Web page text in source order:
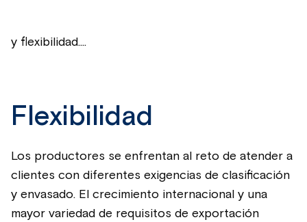
y flexibilidad....
Flexibilidad
Los productores se enfrentan al reto de atender a
clientes con diferentes exigencias de clasificación
y envasado. El crecimiento internacional y una
mayor variedad de requisitos de exportación